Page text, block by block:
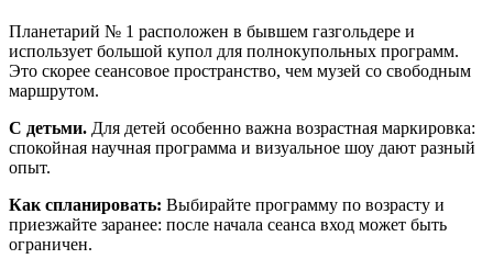
Планетарий № 1 расположен в бывшем газгольдере и
использует большой купол для полнокупольных программ.
Это скорее сеансовое пространство, чем музей со свободным
маршрутом.
С детьми. Для детей особенно важна возрастная маркировка:
спокойная научная программа и визуальное шоу дают разный
опыт.
Как спланировать: Выбирайте программу по возрасту и
приезжайте заранее: после начала сеанса вход может быть
ограничен.